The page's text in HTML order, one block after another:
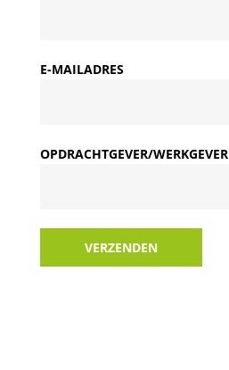
E-MAILADRES
OPDRACHTGEVER/WERKGEVER
VERZENDEN